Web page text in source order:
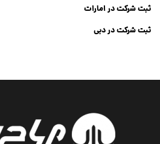
ثبت شرکت در امارات
ثبت شرکت در دبی